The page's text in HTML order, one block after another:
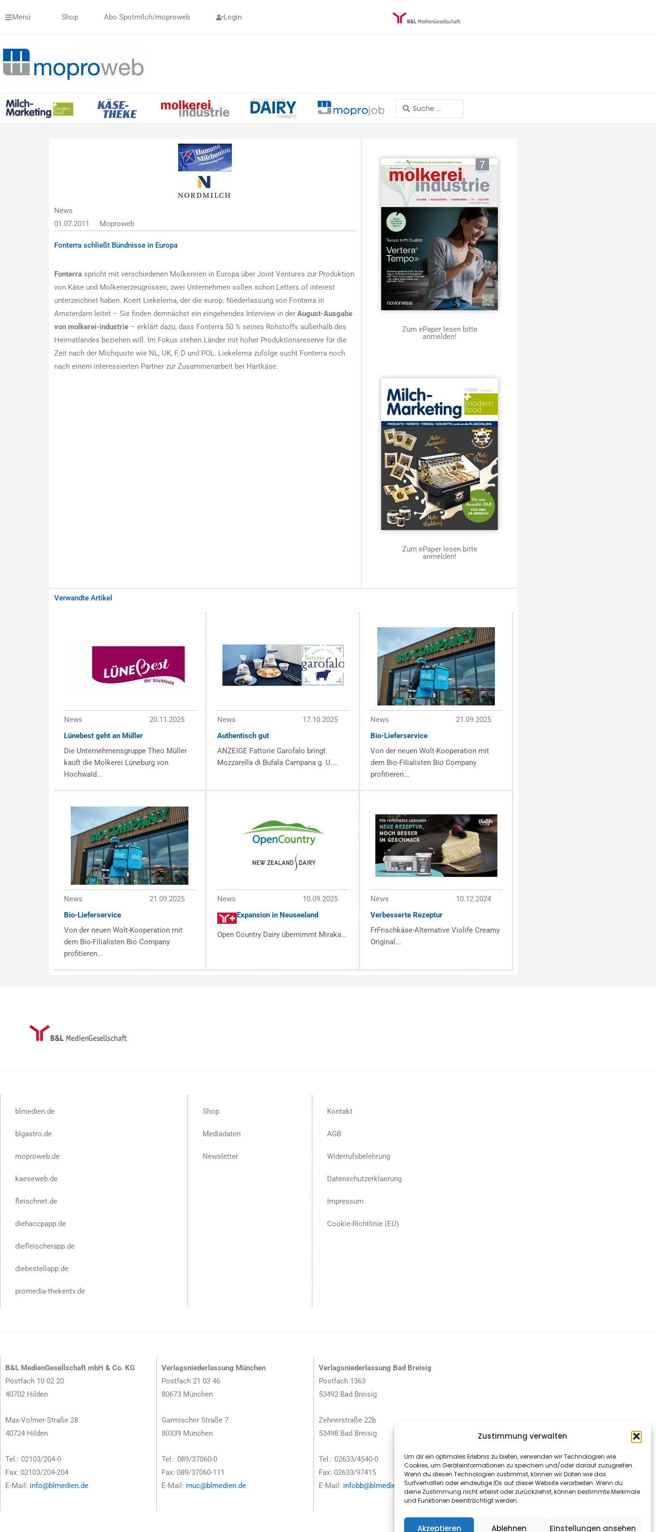
Zustimmung verwalten
Um dir ein optimales Erlebnis zu bieten, verwenden wir Technologien wie
Cookies, um Geräteinformationen zu speichern und/oder darauf zuzugreifen.
Wenn du diesen Technologien zustimmst, können wir Daten wie das
Surfverhalten oder eindeutige IDs auf dieser Website verarbeiten. Wenn du
deine Zustimmung nicht erteilst oder zurückziehst, können bestimmte Merkmale
und Funktionen beeinträchtigt werden.
Akzeptieren Ablehnen Einstellungen ansehen
InhaltMenü Shop Abo Spotmilch/moproweb Login
Search
...
News
01.07.2011
Moproweb
Fonterra schließt Bündnisse in Europa
Fonterra spricht mit verschiedenen Molkereien in Europa über Joint Ventures zur Produktion
von Käse und Molkenerzeugnissen, zwei Unternehmen sollen schon Letters of interest
unterzeichnet haben. Koert Liekelema, der die europ. Niederlassung von Fonterra in
Amsterdam leitet – Sie finden demnächst ein eingehendes Interview in derAugust-Ausgabe
von molkerei-industrie– erklärt dazu, dass Fonterra 50 % seines Rohstoffs außerhalb des
Heimatlandes beziehen will. Im Fokus stehen Länder mit hoher Produktionsreserve für die
Zeit nach der Michquote wie NL, UK, F, D und POL. Liekelema zufolge sucht Fonterra noch
nach einem interessierten Partner zur Zusammenarbeit bei Hartkäse.
Zum ePaper lesen bitte
anmelden!
Zum ePaper lesen bitte
anmelden!
Verwandte Artikel
News
20.11.2025
Lünebest geht an Müller
Die Unternehmensgruppe Theo Müller
kauft die Molkerei Lüneburg von
Hochwald...
News
17.10.2025
Authentisch gut
ANZEIGE Fattorie Garofalo bringt
Mozzarella di Bufala Campana g. U....
News
21.09.2025
Bio-Lieferservice
Von der neuen Wolt-Kooperation mit
dem Bio-Filialisten Bio Company
profitieren...
News
21.09.2025
Bio-Lieferservice
Von der neuen Wolt-Kooperation mit
dem Bio-Filialisten Bio Company
profitieren...
News
10.09.2025
Expansion in Neuseeland
Open Country Dairy übernimmt Miraka...
News
10.12.2024
Verbesserte Rezeptur
FrFrischkäse-Alternative Violife Creamy
Original...
blmedien.de
blgastro.de
moproweb.de
kaeseweb.de
fleischnet.de
diehaccpapp.de
diefleischerapp.de
diebestellapp.de
promedia-thekentv.de
Shop
Mediadaten
Newsletter
Kontakt
AGB
Widerrufsbelehrung
Datenschutzerklaerung
Impressum
Cookie-Richtlinie (EU)
B&L MedienGesellschaft mbH & Co. KG
Postfach 10 02 20
40702 Hilden
Max-Volmer-Straße 28
40724 Hilden
Tel.: 02103/204-0
Fax: 02103/204-204
E-Mail: info@blmedien.de
Verlagsniederlassung München
Postfach 21 03 46
80673 München
Garmischer Straße 7
80339 München
Tel.: 089/37060-0
Fax: 089/37060-111
E-Mail: muc@blmedien.de
Verlagsniederlassung Bad Breisig
Postfach 1363
53492 Bad Breisig
Zehnerstraße 22b
53498 Bad Breisig
Tel.: 02633/4540-0
Fax: 02633/97415
E-Mail: infobb@blmedien.de